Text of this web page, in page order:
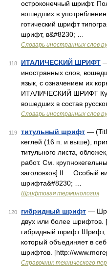
остроконечный шрифт.
вошедших в
готический шрифт
шрифт, в&#8230; …
Словарь иностранных слов
118 ИТАЛИЧЕСКИЙ ШРИФТ
иностранных слов,
язык, с означением их
ИТАЛИЧЕСКИЙ ШРИФТ
вошедших в состав
Словарь иностранных слов
119 титульный шрифт —
кеглей (16 п. и выше),
титульного листа,
работ. См.
заголовков] II Особый
шрифта&#8230; …
Шрифтовая терминология
120 гибридный шрифт —
двух или более шрифтов.
гибридный шрифт Шрифт,
который объединяет в
шрифтов. [http://
Справочник технического